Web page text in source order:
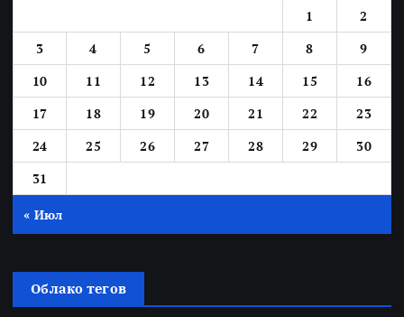
1
2
3
4 5 6 7 8
9
10
11 12 13 14 15
16
17
18 19 20 21 22
23
24
25 26 27 28 29
30
31
« Июл
Облако тегов